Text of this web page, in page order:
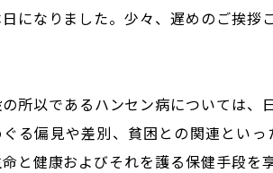
になりました。少々、遅めのご挨拶
所以であるハンセン病については
る偏見や差別、貧困との関連とい
と健康およびそれを護る保健手段を